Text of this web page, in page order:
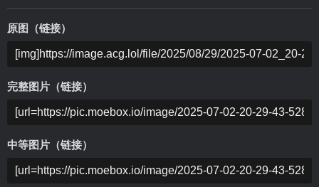
原图（链接）
完整图片（链接）
中等图片（链接）